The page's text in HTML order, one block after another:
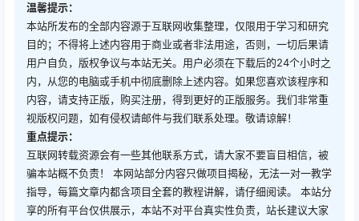
温馨提示：
本站所发布的全部内容源于互联网收集整理，仅限用于学习和研究
目的；不得将上述内容用于商业或者非法用途，否则，一切后果请
用户自负，版权争议与本站无关。用户必须在下载后的24个小时之
内，从您的电脑或手机中彻底删除上述内容。如果您喜欢该程序和
内容，请支持正版，购买注册，得到更好的正版服务。我们非常重
视版权问题，如有侵权请邮件与我们联系处理。敬请谅解！
重点提示：
互联网转载资源会有一些其他联系方式，请大家不要盲目相信，被
骗本站概不负责！ 本网站部分内容只做项目揭秘，无法一对一教学
指导，每篇文章内都含项目全套的教程讲解，请仔细阅读。 本站分
享的所有平台仅供展示，本站不对平台真实性负责，站长建议大家